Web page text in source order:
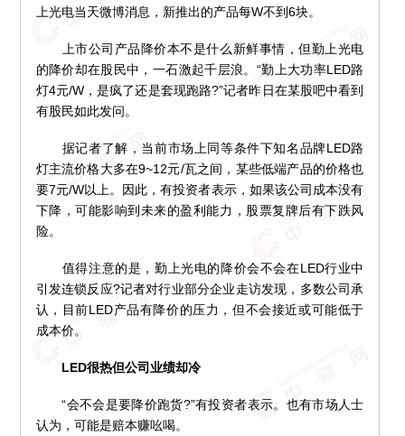
上光电当天微博消息，新推出的产品每W不到6块。
上市公司产品降价本不是什么新鲜事情，但勤上光电
的降价却在股民中，一石激起千层浪。“勤上大功率LED路
灯4元/W，是疯了还是套现跑路?”记者昨日在某股吧中看到
有股民如此发问。
据记者了解，当前市场上同等条件下知名品牌LED路
灯主流价格大多在9~12元/瓦之间，某些低端产品的价格也
要7元/W以上。因此，有投资者表示，如果该公司成本没有
下降，可能影响到未来的盈利能力，股票复牌后有下跌风
险。
值得注意的是，勤上光电的降价会不会在LED行业中
引发连锁反应?记者对行业部分企业走访发现，多数公司承
认，目前LED产品有降价的压力，但不会接近或可能低于
成本价。
LED很热但公司业绩却冷
“会不会是要降价跑货?”有投资者表示。也有市场人士
认为，可能是赔本赚吆喝。